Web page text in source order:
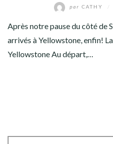
par CATHY
Après notre pause du côté de
arrivés à Yellowstone, enfin!
Yellowstone Au départ,…
TOUR DU MONDE 2020-2021
CONTACT